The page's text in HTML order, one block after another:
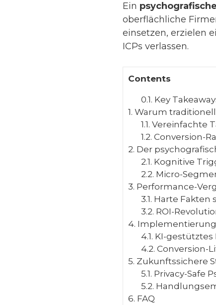
Ein
oberflächliche
einsetzen, erzielen
ICPs verlassen.
Contents
0.1. Key
1. Warum
1.1. Vereinfachte
1.2. Conversion-
2. Der
2.1. Kognitive
2.2. Micro-
3. Performance-
3.1. Harte Fakten
3.2. ROI-
4. Implementierung
4.1. KI-gestütztes
4.2. Conversion-
5. Zukunftssichere
5.1. Privacy-Safe
5.2.
6. FAQ